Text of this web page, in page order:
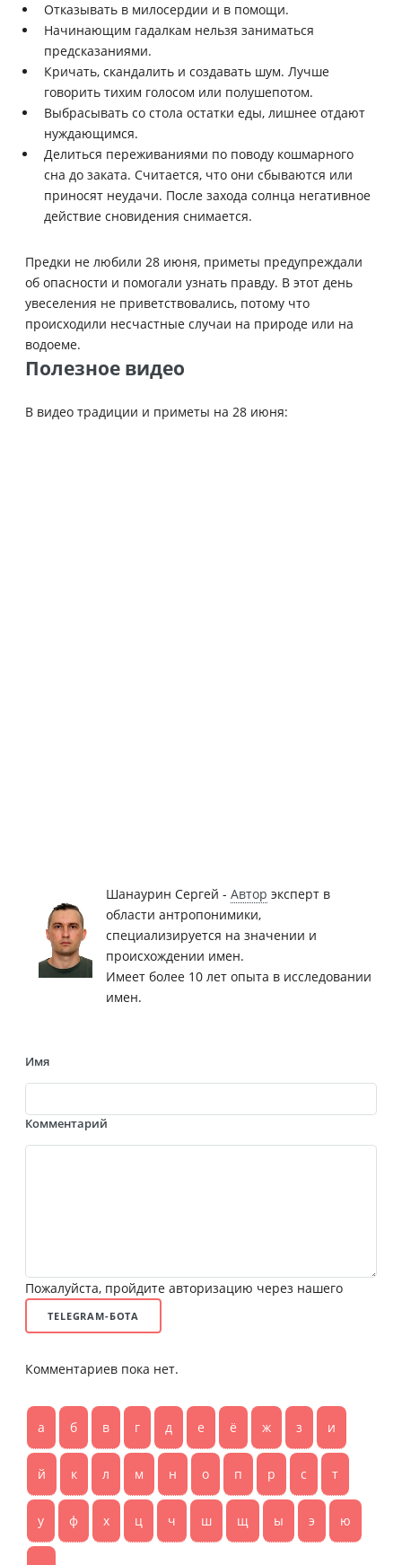
Отказывать в милосердии и в помощи.
Начинающим гадалкам нельзя заниматься
предсказаниями.
Кричать, скандалить и создавать шум. Лучше
говорить тихим голосом или полушепотом.
Выбрасывать со стола остатки еды, лишнее отдают
нуждающимся.
Делиться переживаниями по поводу кошмарного
сна до заката. Считается, что они сбываются или
приносят неудачи. После захода солнца негативное
действие сновидения снимается.
Предки не любили 28 июня, приметы предупреждали
об опасности и помогали узнать правду. В этот день
увеселения не приветствовались, потому что
происходили несчастные случаи на природе или на
водоеме.
Полезное видео
В видео традиции и приметы на 28 июня:
Шанаурин Сергей - Автор эксперт в
области антропонимики,
специализируется на значении и
происхождении имен.
Имеет более 10 лет опыта в исследовании
имен.
Имя
Комментарий
Пожалуйста, пройдите авторизацию через нашего
TELEGRAM-БОТА
Комментариев пока нет.
а б в г д е ё ж з и
й к л м н о п р с т
у ф х ц ч ш щ ы э ю